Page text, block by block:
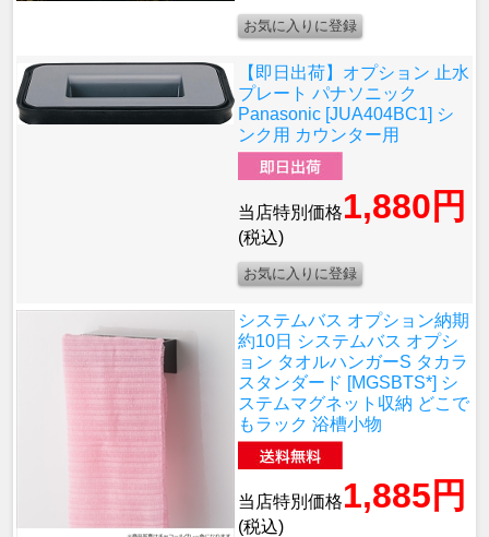
【即日出荷】オプション 止水
プレート パナソニック
Panasonic [JUA404BC1] シ
ンク用 カウンター用
当店特別価格1,880円
(税込)
システムバス オプション納期
約10日 システムバス オプシ
ョン タオルハンガーS タカラ
スタンダード [MGSBTS*] シ
ステムマグネット収納 どこで
もラック 浴槽小物
当店特別価格1,885円
(税込)